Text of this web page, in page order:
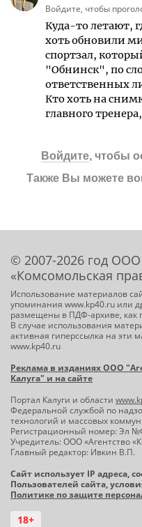
Войдите, чтобы
Куда-то летают,
хоть обновили
спортзал,
"Обнинск", по
ответственных
Кто хоть на
главного
Войдите, чтобы
Также Вы можете
© 2007-2026 год ООО
«Комсомольская
Использование материалов
упоминания www.kp40.ru или
размещены в ПДФ-архиве, как
В случае использования
активная гиперссылка на эти
www.kp40.ru
Реклама в изданиях ООО
Калуга" и на сайте
Портал Калуги и области
Федеральной службой по
технологий и массовых
Регистрационный номер: Эл
Учредитель: ООО «Агентство
Главный редактор: Ивкин В.П.
Сайт использует IP адреса,
Пользователей сайта,
Политике по защите
18+